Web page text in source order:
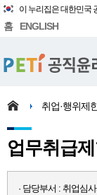
이 누리집은 대한민국
홈 ENGLISH
취업·행위제
업무취급
· 담당부서 : 취업심